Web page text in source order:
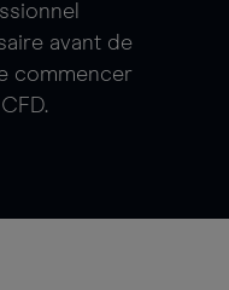
avant de
commencer